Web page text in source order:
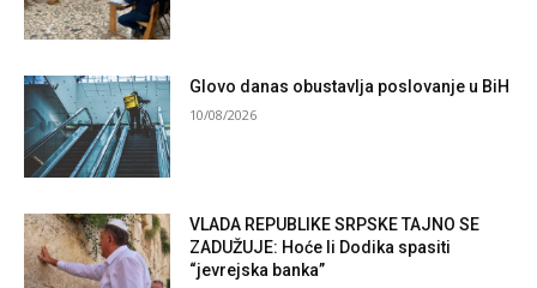
Glovo danas obustavlja poslovanje u BiH
10/08/2026
VLADA REPUBLIKE SRPSKE TAJNO SE
ZADUŽUJE: Hoće li Dodika spasiti
“jevrejska banka”